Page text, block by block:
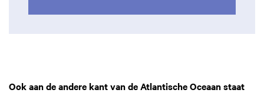
Ook aan de andere kant van de Atlantische Oceaan staat